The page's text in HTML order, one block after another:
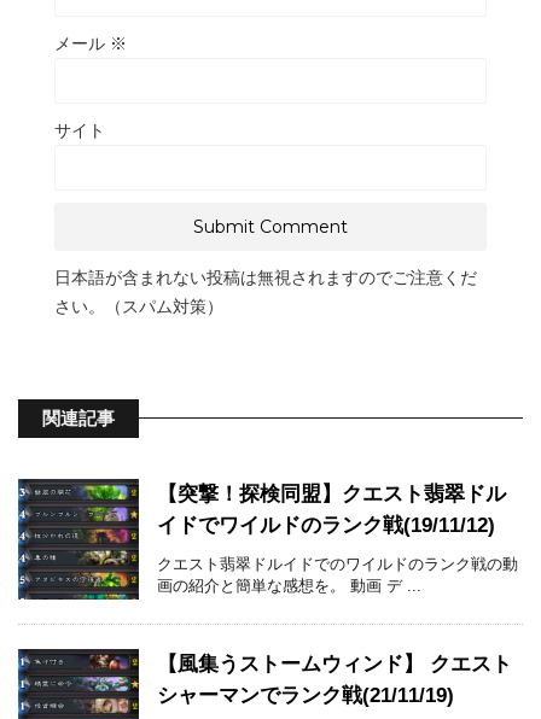
メール ※
サイト
日本語が含まれない投稿は無視されますのでご注意くだ
さい。（スパム対策）
関連記事
【突撃！探検同盟】クエスト翡翠ドル
イドでワイルドのランク戦(19/11/12)
クエスト翡翠ドルイドでのワイルドのランク戦の動
画の紹介と簡単な感想を。 動画 デ ...
【風集うストームウィンド】 クエスト
シャーマンでランク戦(21/11/19)